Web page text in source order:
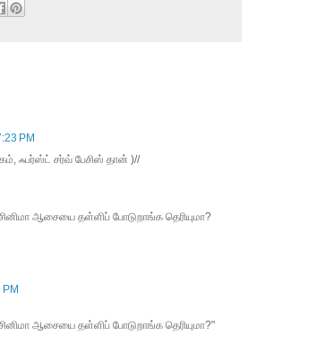
PM
ஃபர்ஸ்ட் சர்வ் பேசிஸ் தான் )//
ஆசையை தள்ளிப் போடுறாங்க தெரியுமா?
ஆசையை தள்ளிப் போடுறாங்க தெரியுமா?"